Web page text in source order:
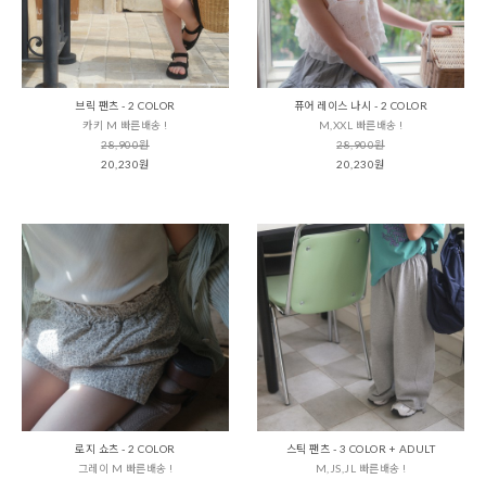
브릭 팬츠 - 2 COLOR
카키 M 빠른배송 !
28,900원
20,230원
퓨어 레이스 나시 - 2 COLOR
M,XXL 빠른배송 !
28,900원
20,230원
로지 쇼츠 - 2 COLOR
그레이 M 빠른배송 !
스틱 팬츠 - 3 COLOR + ADULT
M,JS,JL 빠른배송 !